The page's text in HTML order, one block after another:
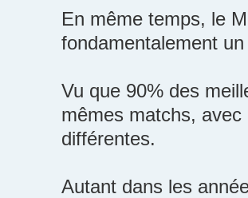
En même temps, le
fondamentalement
Vu que 90% des
mêmes matchs,
différentes.
Autant dans les